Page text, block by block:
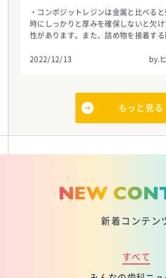
・コンポジットレジンは金属と比べる
時にしっかりと厚みを確保しないと欠
性があります。また、詰め物を接着する
2022/12/13 by.
もっと見る
NEW
新着コンテン
すべて